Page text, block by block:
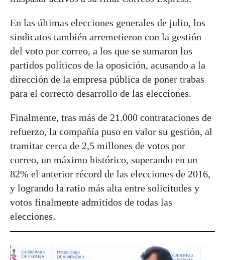
En las últimas elecciones generales de julio, los
sindicatos también arremetieron con la gestión
del voto por correo, a los que se sumaron los
partidos políticos de la oposición, acusando a la
dirección de la empresa pública de poner trabas
para el correcto desarrollo de las elecciones.
Finalmente, tras más de 21.000 contrataciones de
refuerzo, la compañía puso en valor su gestión, al
tramitar cerca de 2,5 millones de votos por
correo, un máximo histórico, superando en un
82% el anterior récord de las elecciones de 2016,
y logrando la ratio más alta entre solicitudes y
votos finalmente admitidos de todas las
elecciones.